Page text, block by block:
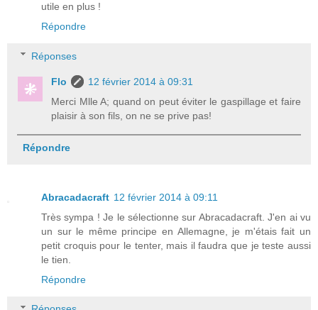
utile en plus !
Répondre
Réponses
Flo
12 février 2014 à 09:31
Merci Mlle A; quand on peut éviter le gaspillage et faire
plaisir à son fils, on ne se prive pas!
Répondre
Abracadacraft 12 février 2014 à 09:11
Très sympa ! Je le sélectionne sur Abracadacraft. J'en ai vu
un sur le même principe en Allemagne, je m'étais fait un
petit croquis pour le tenter, mais il faudra que je teste aussi
le tien.
Répondre